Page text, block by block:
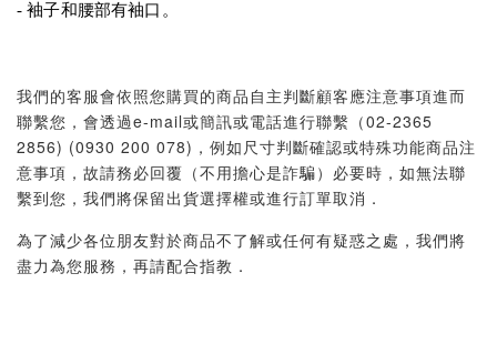
- 袖子和腰部有袖口。
我們的客服會依照您購買的商品自主判斷顧客應注意事項進而
聯繫您，會透過e-mail或簡訊或電話進行聯繫（02-2365
2856) (0930 200 078)，例如尺寸判斷確認或特殊功能商品注
意事項，故請務必回覆（不用擔心是詐騙）必要時，如無法聯
繫到您，我們將保留出貨選擇權或進行訂單取消．
為了減少各位朋友對於商品不了解或任何有疑惑之處，我們將
盡力為您服務，再請配合指教．